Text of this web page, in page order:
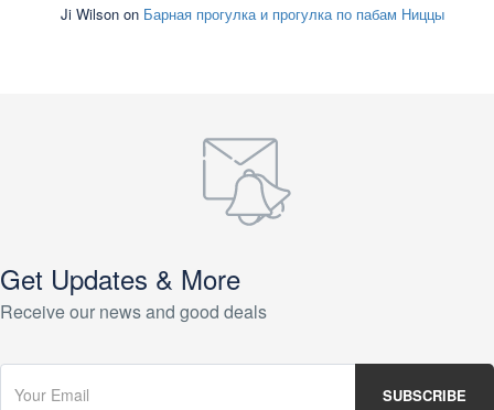
Ji Wilson on Барная прогулка и прогулка по пабам Ниццы
Get Updates & More
Receive our news and good deals